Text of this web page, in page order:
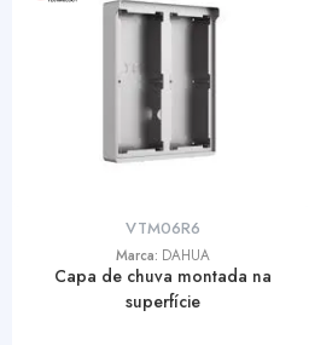
VTM06R6
Marca: DAHUA
Capa de chuva montada na
superfície